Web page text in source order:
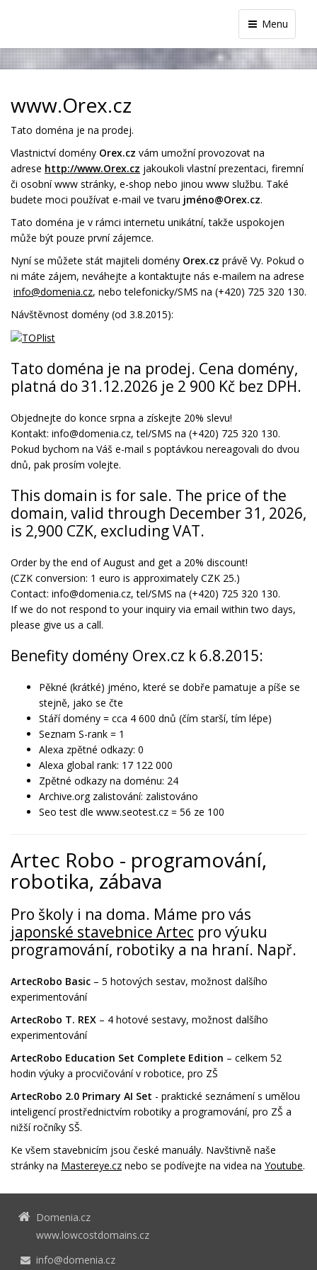
Menu
www.Orex.cz
Tato doména je na prodej.
Vlastnictví domény Orex.cz vám umožní provozovat na
adrese http://www.Orex.cz jakoukoli vlastní prezentaci, firemní
či osobní www stránky, e-shop nebo jinou www službu. Také
budete moci používat e-mail ve tvaru jméno@Orex.cz.
Tato doména je v rámci internetu unikátní, takže uspokojen
může být pouze první zájemce.
Nyní se můžete stát majiteli domény Orex.cz právě Vy. Pokud o
ni máte zájem, neváhejte a kontaktujte nás e-mailem na adrese
info@domenia.cz, nebo telefonicky/SMS na (+420) 725 320 130.
Návštěvnost domény (od 3.8.2015):
Tato doména je na prodej. Cena domény,
platná do 31.12.2026 je 2 900 Kč bez DPH.
Objednejte do konce srpna a získejte 20% slevu!
Kontakt: info@domenia.cz, tel/SMS na (+420) 725 320 130.
Pokud bychom na Váš e-mail s poptávkou nereagovali do dvou
dnů, pak prosím volejte.
This domain is for sale. The price of the
domain, valid through December 31, 2026,
is 2,900 CZK, excluding VAT.
Order by the end of August and get a 20% discount!
(CZK conversion: 1 euro is approximately CZK 25.)
Contact: info@domenia.cz, tel/SMS na (+420) 725 320 130.
If we do not respond to your inquiry via email within two days,
please give us a call.
Benefity domény Orex.cz k 6.8.2015:
Pěkné (krátké) jméno, které se dobře pamatuje a píše se
stejně, jako se čte
Stáří domény = cca 4 600 dnů (čím starší, tím lépe)
Seznam S-rank = 1
Alexa zpětné odkazy: 0
Alexa global rank: 17 122 000
Zpětné odkazy na doménu: 24
Archive.org zalistování: zalistováno
Seo test dle www.seotest.cz = 56 ze 100
Artec Robo - programování,
robotika, zábava
Pro školy i na doma. Máme pro vás
japonské stavebnice Artec pro výuku
programování, robotiky a na hraní. Např.
ArtecRobo Basic – 5 hotových sestav, možnost dalšího
experimentování
ArtecRobo T. REX – 4 hotové sestavy, možnost dalšího
experimentování
ArtecRobo Education Set Complete Edition – celkem 52
hodin výuky a procvičování v robotice, pro ZŠ
ArtecRobo 2.0 Primary AI Set - praktické seznámení s umělou
inteligencí prostřednictvím robotiky a programování, pro ZŠ a
nižší ročníky SŠ.
Ke všem stavebnicím jsou české manuály. Navštivně naše
stránky na Mastereye.cz nebo se podívejte na videa na Youtube.
Domenia.cz
www.lowcostdomains.cz
info@domenia.cz